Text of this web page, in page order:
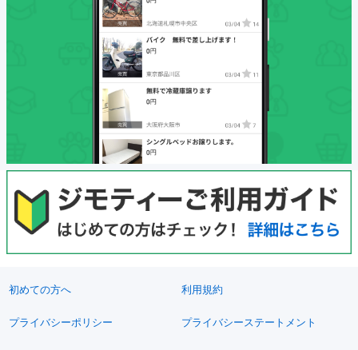
初めての方へ 利用規約
プライバシーポリシー プライバシーステートメント